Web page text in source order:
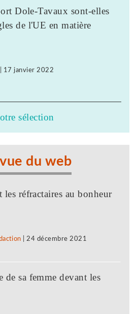
Dole-Tavaux sont-elles
de l'UE en matière
17 janvier 2022
sélection
du web
réfractaires au bonheur
24 décembre 2021
de sa femme devant les